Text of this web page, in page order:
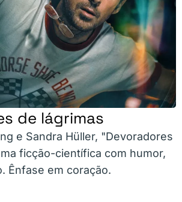
de lágrimas
e Sandra Hüller, "Devoradores
ficção-científica com humor,
Ênfase em coração.